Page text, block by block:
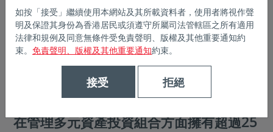
在管理多元資產投資組合方面擁有超過25
如按「接受」繼續使用本網站及其所載資料者，使用者將視作聲
明及保證其身份為香港居民或須遵守所屬司法管轄區之所有適用
法律和規例及同意無條件受免責聲明、版權及其他重要通知約
束。 免責聲明、版權及其他重要通知約束。
接受 拒絕